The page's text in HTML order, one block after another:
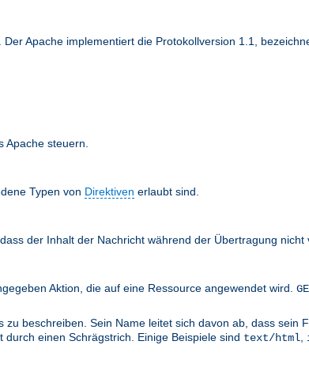
Apache implementiert die Protokollversion 1.1,
Apache steuern.
Typen von Direktiven erlaubt sind.
der Inhalt der Nachricht während der Übertragung nicht
Aktion, die auf eine Ressource angewendet wird.
beschreiben. Sein Name leitet sich davon ab, dass
einen Schrägstrich. Einige Beispiele sind text/html